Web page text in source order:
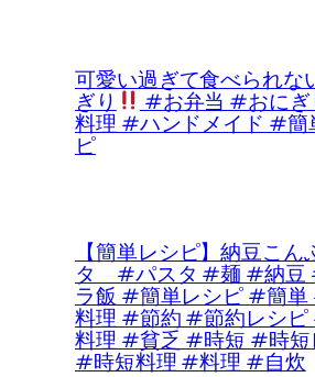
可愛い過ぎて食べられな
ぎり #お弁当 #おに
料理 #ハンドメイド #簡
ピ
【簡単レシピ】納豆こん
タ #パスタ #麺 #納豆
ラ飯 #簡単レシピ #簡
料理 #節約 #節約レシ
料理 #貧乏 #時短 #時短
#時短料理 #料理 #自炊